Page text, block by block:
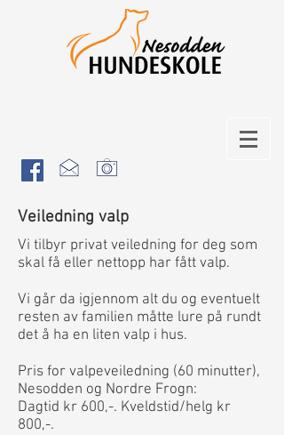
Veiledning valp
Vi tilbyr privat veiledning for deg som
skal få eller nettopp har fått valp.
Vi går da igjennom alt du og eventuelt
resten av familien måtte lure på rundt
det å ha en liten valp i hus.
Pris for valpeveiledning (60 minutter),
Nesodden og Nordre Frogn:
Dagtid kr 600,-. Kveldstid/helg kr
800,-.